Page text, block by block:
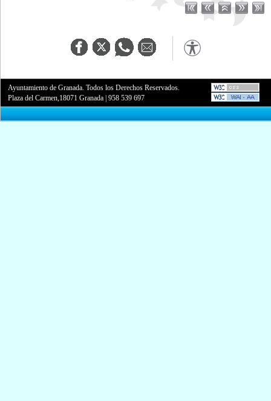
Ayuntamiento de Granada. Todos los Derechos Reservados.
Plaza del Carmen,18071 Granada |958 539 697